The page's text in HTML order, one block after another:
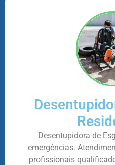
Desentupidora de
emergências.
profissionais